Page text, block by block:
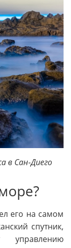
в Сан-Диего
его на самом
спутник,
управлению